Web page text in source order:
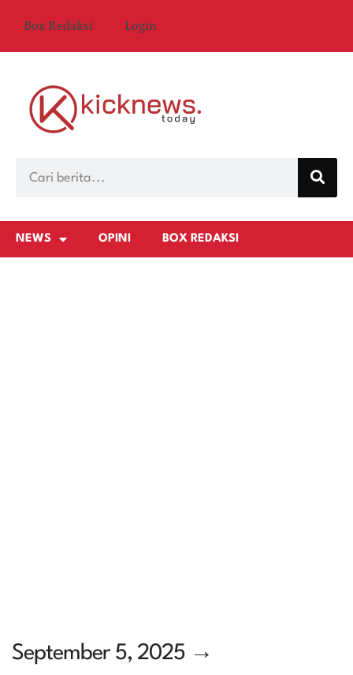
Box Redaksi Login
NEWS OPINI BOX REDAKSI
September 5, 2025 →